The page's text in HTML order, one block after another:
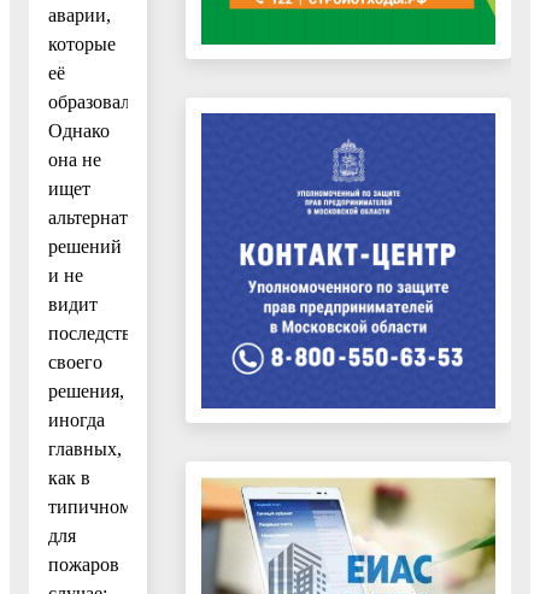
аварии,
которые
её
образовали.
Однако
она не
ищет
альтернативных
решений
и не
видит
последствий
своего
решения,
иногда
главных,
как в
типичном
для
пожаров